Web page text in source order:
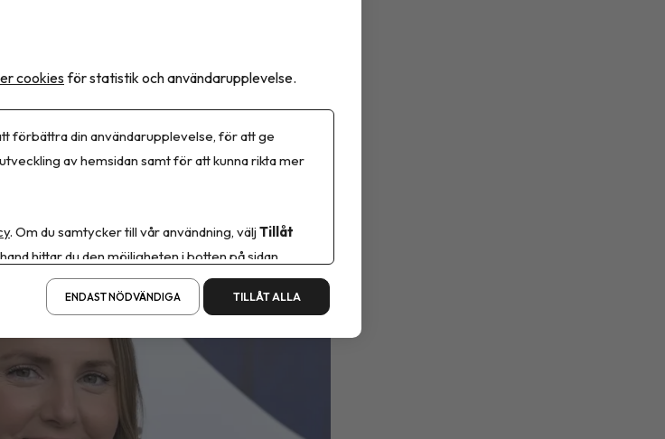
länken i en vårdmodell som idag brister
menar dietisten Sara Bussqvist.
7 augusti, 2026
cookies för statistik och användarupplevelse.
förbättra din användarupplevelse, för att ge
av hemsidan samt för att kunna rikta mer
. Om du samtycker till vår användning, väljTillåt
hittar du den möjligheten i botten på sidan.
ENDAST NÖDVÄNDIGA TILLÅT ALLA